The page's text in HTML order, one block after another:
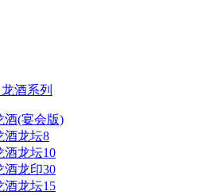
酒系列
酒(宴会版)
酒龙坛8
酒龙坛10
酒龙印30
酒龙坛15